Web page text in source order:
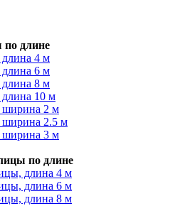
длине
4 м
6 м
8 м
10 м
ширина 2 м
2.5 м
ширина 3 м
по длине
длина 4 м
длина 6 м
длина 8 м